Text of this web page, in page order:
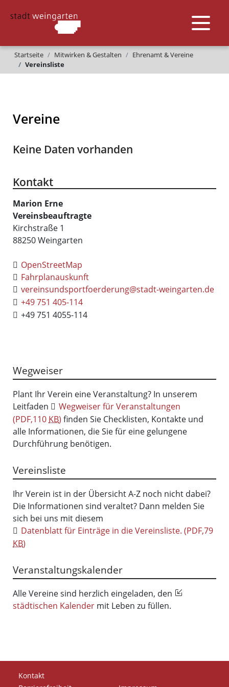
Startseite Mitwirken & Gestalten
Ehrenamt & Vereine
Vereinsliste
Vereine
Keine Daten vorhanden
Kontakt
Marion Erne
Vereinsbeauftragte
Kirchstraße 1
88250Weingarten
OpenStreetMap
Fahrplanauskunft
vereinsundsportfoerderung@stadt-weingarten.de
+49 751 405-114
+49 751 4055-114
Wegweiser
Plant Ihr Verein eine Veranstaltung? In unserem
Leitfaden
Wegweiser für Veranstaltungen
(PDF,110 KB) finden Sie Checklisten, Kontakte und
alle Informationen, die Sie für eine gelungene
Durchführung benötigen.
Vereinsliste
Ihr Verein ist in der Übersicht A-Z noch nicht dabei?
Die Informationen sind veraltet? Dann melden Sie
sich bei uns mit diesem
Datenblatt für Einträge in die Vereinsliste. (PDF,79
KB)
Veranstaltungskalender
Alle Vereine sind herzlich eingeladen, den
städtischen Kalender mit Leben zu füllen.
Kontakt